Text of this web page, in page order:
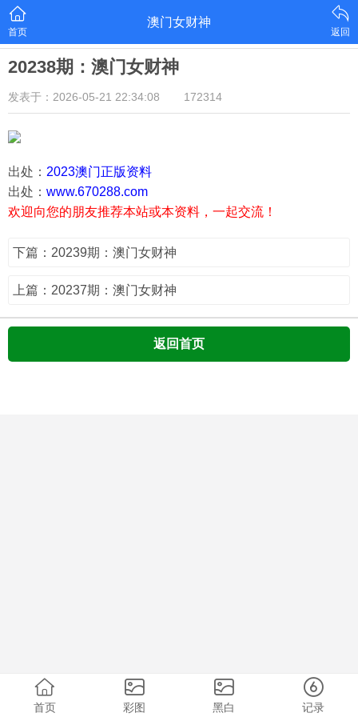
首页
澳门女财神
返回
20238期：澳门女财神
发表于：2026-05-21 22:34:08 172314
出处： 2023澳门正版资料
出处： www.670288.com
欢迎向您的朋友推荐本站或本资料，一起交流！
下篇：20239期：澳门女财神
上篇：20237期：澳门女财神
返回首页
首页 彩图 黑白 记录